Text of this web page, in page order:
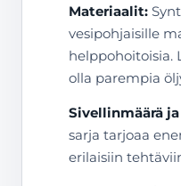
Materiaalit:
vesipohjaisille
helppohoitoisia.
olla parempia
Sivellinmäärä
sarja tarjoaa
erilaisiin